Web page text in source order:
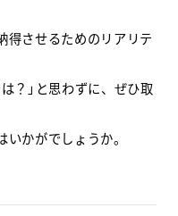
得させるためのリアリテ
？」と思わずに、ぜひ取
かがでしょうか。